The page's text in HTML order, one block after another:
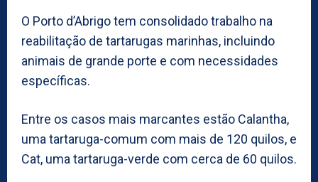
O Porto d’Abrigo tem consolidado trabalho na
reabilitação de tartarugas marinhas, incluindo
animais de grande porte e com necessidades
específicas.
Entre os casos mais marcantes estão Calantha,
uma tartaruga-comum com mais de 120 quilos, e
Cat, uma tartaruga-verde com cerca de 60 quilos.